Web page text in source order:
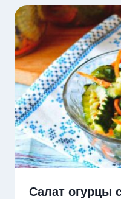
Салат огурцы